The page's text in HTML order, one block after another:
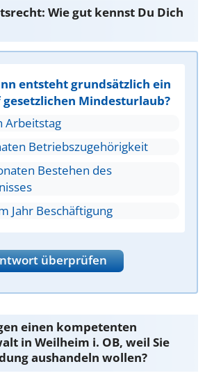
Wie gut kennst Du Dich
entsteht grundsätzlich ein
Mindesturlaub?
Arbeitstag
Betriebszugehörigkeit
Bestehen des
Jahr Beschäftigung
überprüfen
einen kompetenten
in Weilheim i. OB, weil Sie
aushandeln wollen?